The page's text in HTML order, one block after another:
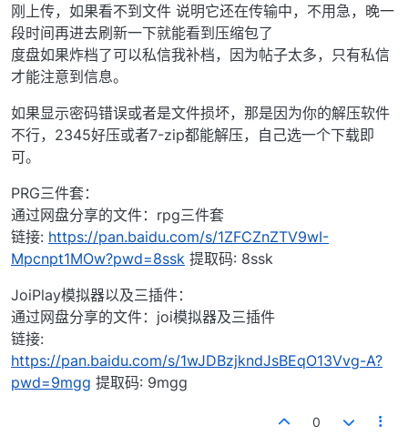
刚上传，如果看不到文件 说明它还在传输中，不用急，晚一
段时间再进去刷新一下就能看到压缩包了
度盘如果炸档了可以私信我补档，因为帖子太多，只有私信
才能注意到信息。
如果显示密码错误或者是文件损坏，那是因为你的解压软件
不行，2345好压或者7-zip都能解压，自己选一个下载即
可。
PRG三件套：
通过网盘分享的文件：rpg三件套
链接: https://pan.baidu.com/s/1ZFCZnZTV9wI-
Mpcnpt1MOw?pwd=8ssk 提取码: 8ssk
JoiPlay模拟器以及三插件：
通过网盘分享的文件：joi模拟器及三插件
链接:
https://pan.baidu.com/s/1wJDBzjkndJsBEqO13Vvg-A?
pwd=9mgg 提取码: 9mgg
0